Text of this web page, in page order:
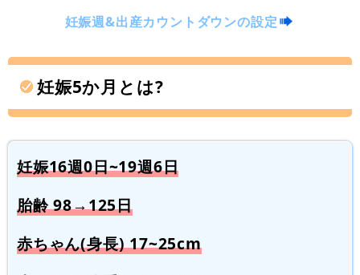
妊娠週&出産カウントダウンの設定
妊娠5か月とは?
妊娠16週0日~19週6日
胎齢 98→125日
赤ちゃん(身長) 17~25cm